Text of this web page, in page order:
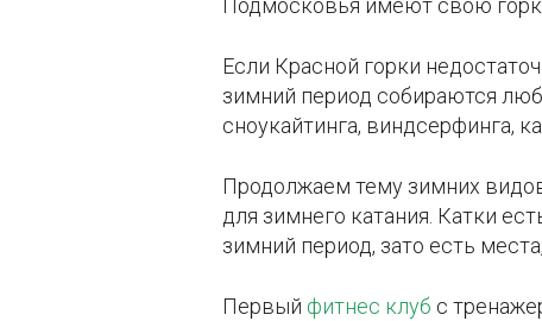
Подмосковья имеют свою
Если Красной горки
зимний период собираются
сноукайтинга, виндсерфинга,
Продолжаем тему зимних
для зимнего катания. Катки
зимний период, зато есть
Первый фитнес клуб с